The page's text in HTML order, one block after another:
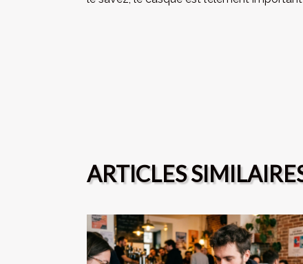
ARTICLES